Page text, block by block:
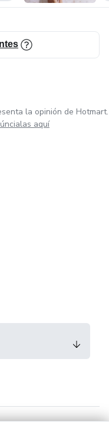
la opinión de Hotmart.
aquí